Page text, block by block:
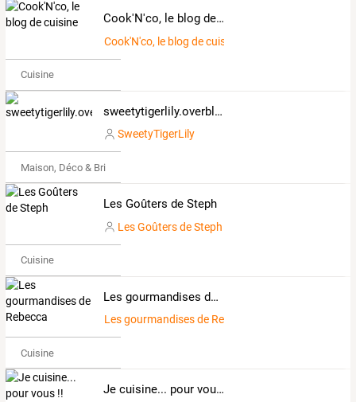
Cook'N'co, le blog de cuisine
Cook'N'co, le blog de cuisine
Cuisine
sweetytigerlily.overblog.com
SweetyTigerLily
Maison, Déco & Bricolage
Les Goûters de Steph
Les Goûters de Steph
Cuisine
Les gourmandises de Rebecca
Les gourmandises de Rebecca
Cuisine
Je cuisine... pour vous !!